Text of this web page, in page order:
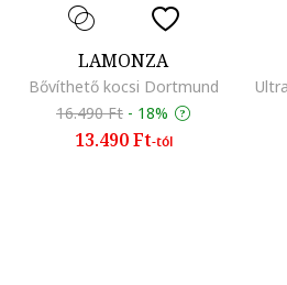
LAMONZA
Bővíthető kocsi Dortmund
16.490 Ft - 18%
13.490 Ft-tól